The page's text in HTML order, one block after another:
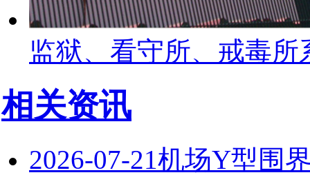
监狱、看守所、戒毒所
相关资讯
2026-07-21机场Y型围